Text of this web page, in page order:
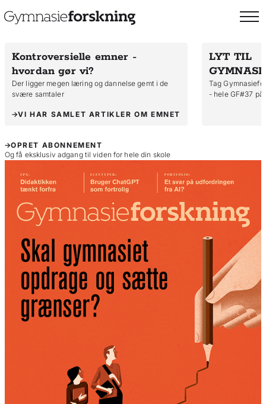
Kontroversielle emner -
hvordan gør vi?
Der ligger megen læring og dannelse gemt i de
svære samtaler
VI HAR SAMLET ARTIKLER OM EMNET
LYT TIL
Tag
- hele GF#37 på
OPRET ABONNEMENT
Og få eksklusiv adgang til viden for hele din skole